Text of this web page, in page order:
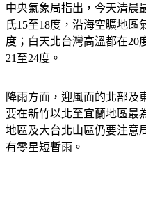
中央氣象局指出，今天清晨
氏15至18度，沿海空曠地區
度；白天北台灣高溫都在20
21至24度。
降雨方面，迎風面的北部及
要在新竹以北至宜蘭地區最
地區及大台北山區仍要注意
有零星短暫雨。